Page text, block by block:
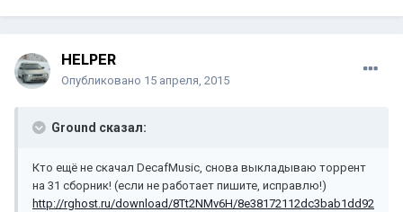
HELPER
Опубликовано 15 апреля, 2015
Ground сказал:
Кто ещё не скачал DecafMusic, снова выкладываю торрент
на 31 сборник! (если не работает пишите, исправлю!)
http://rghost.ru/download/8Tt2NMv6H/8e38172112dc3bab1dd92